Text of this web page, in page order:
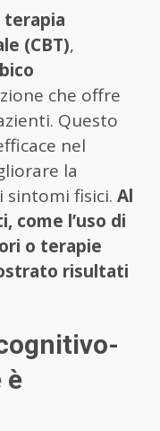
terapia
(CBT),
che offre
Questo
nel
la
sintomi fisici. Al
l’uso di
o terapie
risultati
è